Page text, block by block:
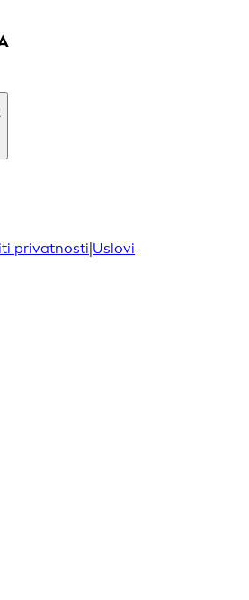
privatnosti|Uslovi